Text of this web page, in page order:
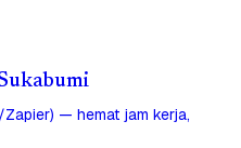
— hemat jam kerja,